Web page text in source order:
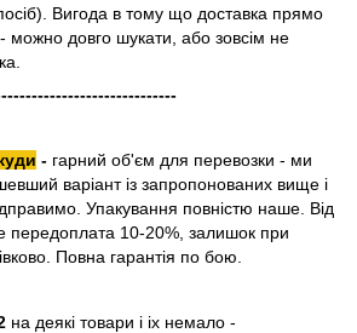
Вигода в тому що доставка прямо
можно довго шукати, або зовсім не
- гарний об'єм для перевозки - ми
варіант із запропонованих вище і
Упакування повністю наше. Від
передоплата 10-20%, залишок при
Повна гарантія по бою.
на деякі товари і іх немало -